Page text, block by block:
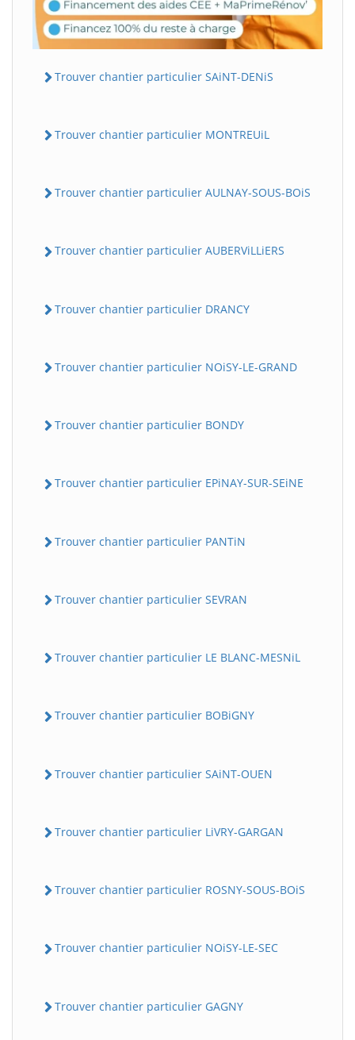
Trouver chantier particulier SAiNT-DENiS
Trouver chantier particulier MONTREUiL
Trouver chantier particulier AULNAY-SOUS-BOiS
Trouver chantier particulier AUBERViLLiERS
Trouver chantier particulier DRANCY
Trouver chantier particulier NOiSY-LE-GRAND
Trouver chantier particulier BONDY
Trouver chantier particulier EPiNAY-SUR-SEiNE
Trouver chantier particulier PANTiN
Trouver chantier particulier SEVRAN
Trouver chantier particulier LE BLANC-MESNiL
Trouver chantier particulier BOBiGNY
Trouver chantier particulier SAiNT-OUEN
Trouver chantier particulier LiVRY-GARGAN
Trouver chantier particulier ROSNY-SOUS-BOiS
Trouver chantier particulier NOiSY-LE-SEC
Trouver chantier particulier GAGNY